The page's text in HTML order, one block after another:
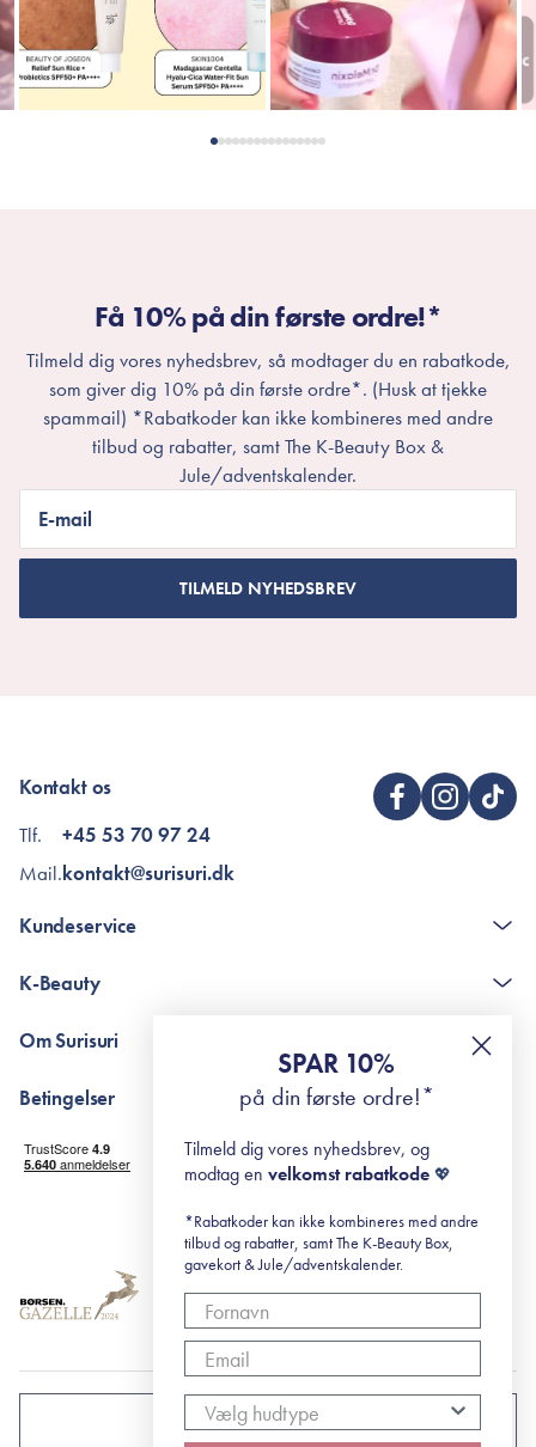
Få 10% på din første ordre!*
Tilmeld dig vores nyhedsbrev, så modtager du en rabatkode,
som giver dig 10% på din første ordre*. (Husk at tjekke
spammail) *Rabatkoder kan ikke kombineres med andre
tilbud og rabatter, samt The K-Beauty Box &
Jule/adventskalender.
E-mail
TILMELD NYHEDSBREV
Kontakt os
Tlf.
Mail.
+45 53 70 97 24
kontakt@surisuri.dk
Kundeservice
The K-Beauty Box - spørgsmål og svar
RE-ZIP
K-Beauty
Retinol for begyndere
surisuri's mini guide til rosacea
Om Surisuri
Black Friday
Betingelser
Levering og returnering
Handelsbetingelser
Abonnementsbetingelser
DANMARK
SPAR 10%
på din første ordre!*
Tilmeld dig vores nyhedsbrev, og
modtag en velkomst rabatkode 💖
*Rabatkoder kan ikke kombineres med andre
tilbud og rabatter, samt The K-Beauty Box,
gavekort & Jule/adventskalender.